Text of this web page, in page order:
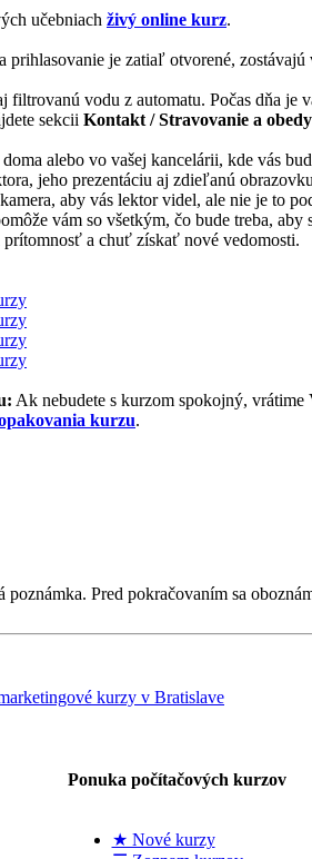
učebniach živý online kurz.
je zatiaľ otvorené, zostávajú
filtrovanú vodu z automatu. Počas dňa
sekcii Kontakt / Stravovanie a
alebo vo vašej kancelárii, kde vás
jeho prezentáciu aj zdieľanú
aby vás lektor videl, ale nie je to
vám so všetkým, čo bude treba,
a chuť získať nové vedomosti.
Ak nebudete s kurzom spokojný,
kurzu.
poznámka. Pred pokračovaním sa
Ponuka počítačových kurzov
★ Nové kurzy